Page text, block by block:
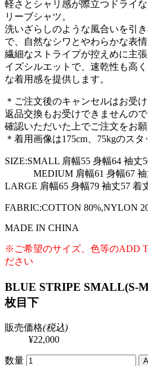
軽さとシャリ感が際立つドライ
リーブシャツ。
洗いざらしのような風合いを引
で、自然なシワとやわらかな表情
繊細なストライプが控えめに主
イズシルエットで、速乾性も高
な着用感を提供します。
＊ご注文後のキャンセルはお受
返品交換もお受けできませんの
確認いただいた上でご注文をお願
＊着用画像は175cm、75kgのス
SIZE:SMALL 肩幅55 身幅64 袖丈
MEDIUM 肩幅61 身幅67 袖
LARGE 肩幅65 身幅79 袖丈57 着
FABRIC:COTTON 80%,NYLON
MADE IN CHINA
※ご希望のサイズ、色等のADD
ださい
BLUE STRIPE SMALL(S-
枚目下
販売価格(税込)
¥22,000
数量